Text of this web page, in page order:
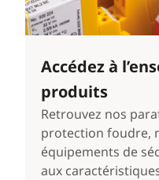
Accédez à
produits
Retrouvez nos
protection foudre,
équipements de
aux